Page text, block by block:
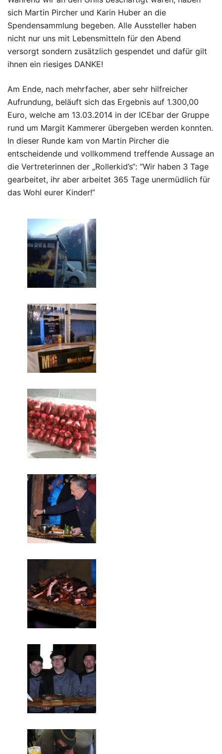
sich Martin Pircher und Karin Huber an die
Spendensammlung begeben. Alle Aussteller haben
nicht nur uns mit Lebensmitteln für den Abend
versorgt sondern zusätzlich gespendet und dafür gilt
ihnen ein riesiges DANKE!
Am Ende, nach mehrfacher, aber sehr hilfreicher
Aufrundung, beläuft sich das Ergebnis auf 1.300,00
Euro, welche am 13.03.2014 in der ICEbar der Gruppe
rund um Margit Kammerer übergeben werden konnten.
In dieser Runde kam von Martin Pircher die
entscheidende und vollkommend treffende Aussage an
die Vertreterinnen der „Rollerkid’s“: “Wir haben 3 Tage
gearbeitet, ihr aber arbeitet 365 Tage unermüdlich für
das Wohl eurer Kinder!”